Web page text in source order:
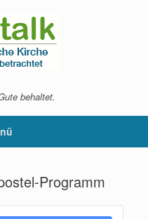
behaltet.
Programm